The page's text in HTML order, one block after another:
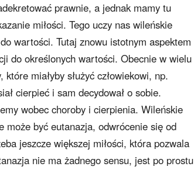
prawnie, a jednak mamy tu
miłości. Tego uczy nas wileńskie
wartości. Tutaj znowu istotnym aspektem
do określonych wartości. Obecnie w wielu
miałyby służyć człowiekowi, np.
cierpieć i sam decydował o sobie.
wobec choroby i cierpienia. Wileńskie
może być eutanazja, odwrócenie się od
jeszcze większej miłości, która pozwala
nie ma żadnego sensu, jest po prostu